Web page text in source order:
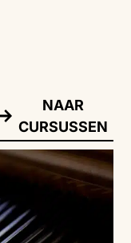
NAAR
CURSUSSEN